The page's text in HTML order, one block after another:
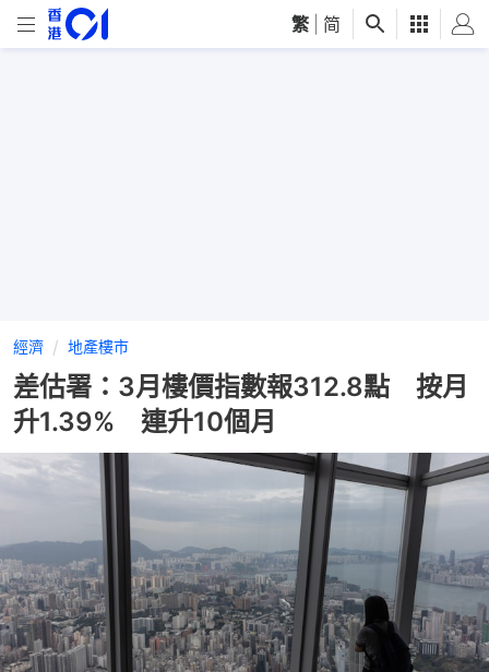
繁 简
經濟 地產樓市
差估署：3月樓價指數報312.8點 按月
升1.39% 連升10個月